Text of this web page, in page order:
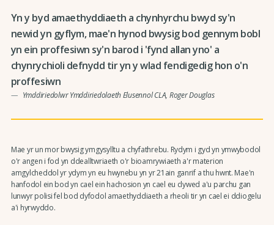
Yn y byd amaethyddiaeth a chynhyrchu bwyd sy'n
newid yn gyflym, mae'n hynod bwysig bod gennym bobl
yn ein proffesiwn sy'n barod i 'fynd allan yno' a
chynrychioli defnydd tir yn y wlad fendigedig hon o'n
proffesiwn
Ymddiriedolwr Ymddiriedolaeth Elusennol CLA, Roger Douglas
Mae yr un mor bwysig ymgysylltu a chyfathrebu. Rydym i gyd yn ymwybodol
o'r angen i fod yn ddealltwriaeth o'r bioamrywiaeth a'r materion
amgylcheddol yr ydym yn eu hwynebu yn yr 21ain ganrif a thu hwnt. Mae'n
hanfodol ein bod yn cael ein hachosion yn cael eu clywed a'u parchu gan
lunwyr polisi fel bod dyfodol amaethyddiaeth a rheoli tir yn cael ei ddiogelu
a'i hyrwyddo.